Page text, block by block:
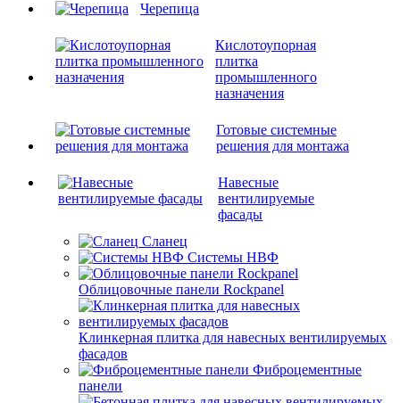
Черепица
Кислотоупорная
плитка
промышленного
назначения
Готовые системные
решения для монтажа
Навесные
вентилируемые
фасады
Сланец
Системы НВФ
Облицовочные панели Rockpanel
Клинкерная плитка для навесных вентилируемых
фасадов
Фиброцементные
панели